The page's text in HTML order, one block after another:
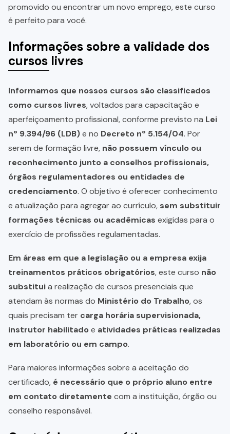
promovido ou encontrar um novo emprego, este curso
é perfeito para você.
Informações sobre a validade dos
cursos livres
Informamos que nossos cursos são classificados
como cursos livres, voltados para capacitação e
aperfeiçoamento profissional, conforme previsto na Lei
nº 9.394/96 (LDB)e no Decreto nº 5.154/04. Por
serem de formação livre, não possuem vínculo ou
reconhecimento junto a conselhos profissionais,
órgãos regulamentadores ou entidades de
credenciamento. O objetivo é oferecer conhecimento
e atualização para agregar ao currículo, sem substituir
formações técnicas ou acadêmicas exigidas para o
exercício de profissões regulamentadas.
Em áreas em que a legislação ou a empresa exija
treinamentos práticos obrigatórios, este curso não
substituia realização de cursos presenciais que
atendam às normas do Ministério do Trabalho, os
quais precisam ter carga horária supervisionada,
instrutor habilitadoe atividades práticas realizadas
em laboratório ou em campo.
Para maiores informações sobre a aceitação do
certificado, é necessário que o próprio aluno entre
em contato diretamente com a instituição, órgão ou
conselho responsável.